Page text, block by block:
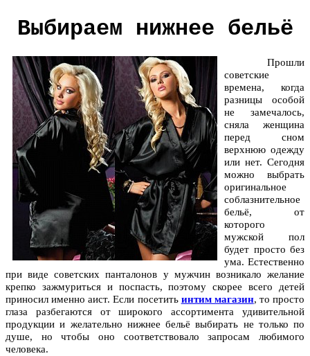
Выбираем нижнее бельё
Прошли
советские
времена, когда
разницы особой
не замечалось,
сняла женщина
перед сном
верхнюю одежду
или нет. Сегодня
можно выбрать
оригинальное
соблазнительное
бельё, от
которого
мужской пол
будет просто без
ума. Естественно
при виде советских панталонов у мужчин возникало желание
крепко зажмуриться и поспасть, поэтому скорее всего детей
приносил именно аист. Если посетить интим магазин, то просто
глаза разбегаются от широкого ассортимента удивительной
продукции и желательно нижнее бельё выбирать не только по
душе, но чтобы оно соответствовало запросам любимого
человека.